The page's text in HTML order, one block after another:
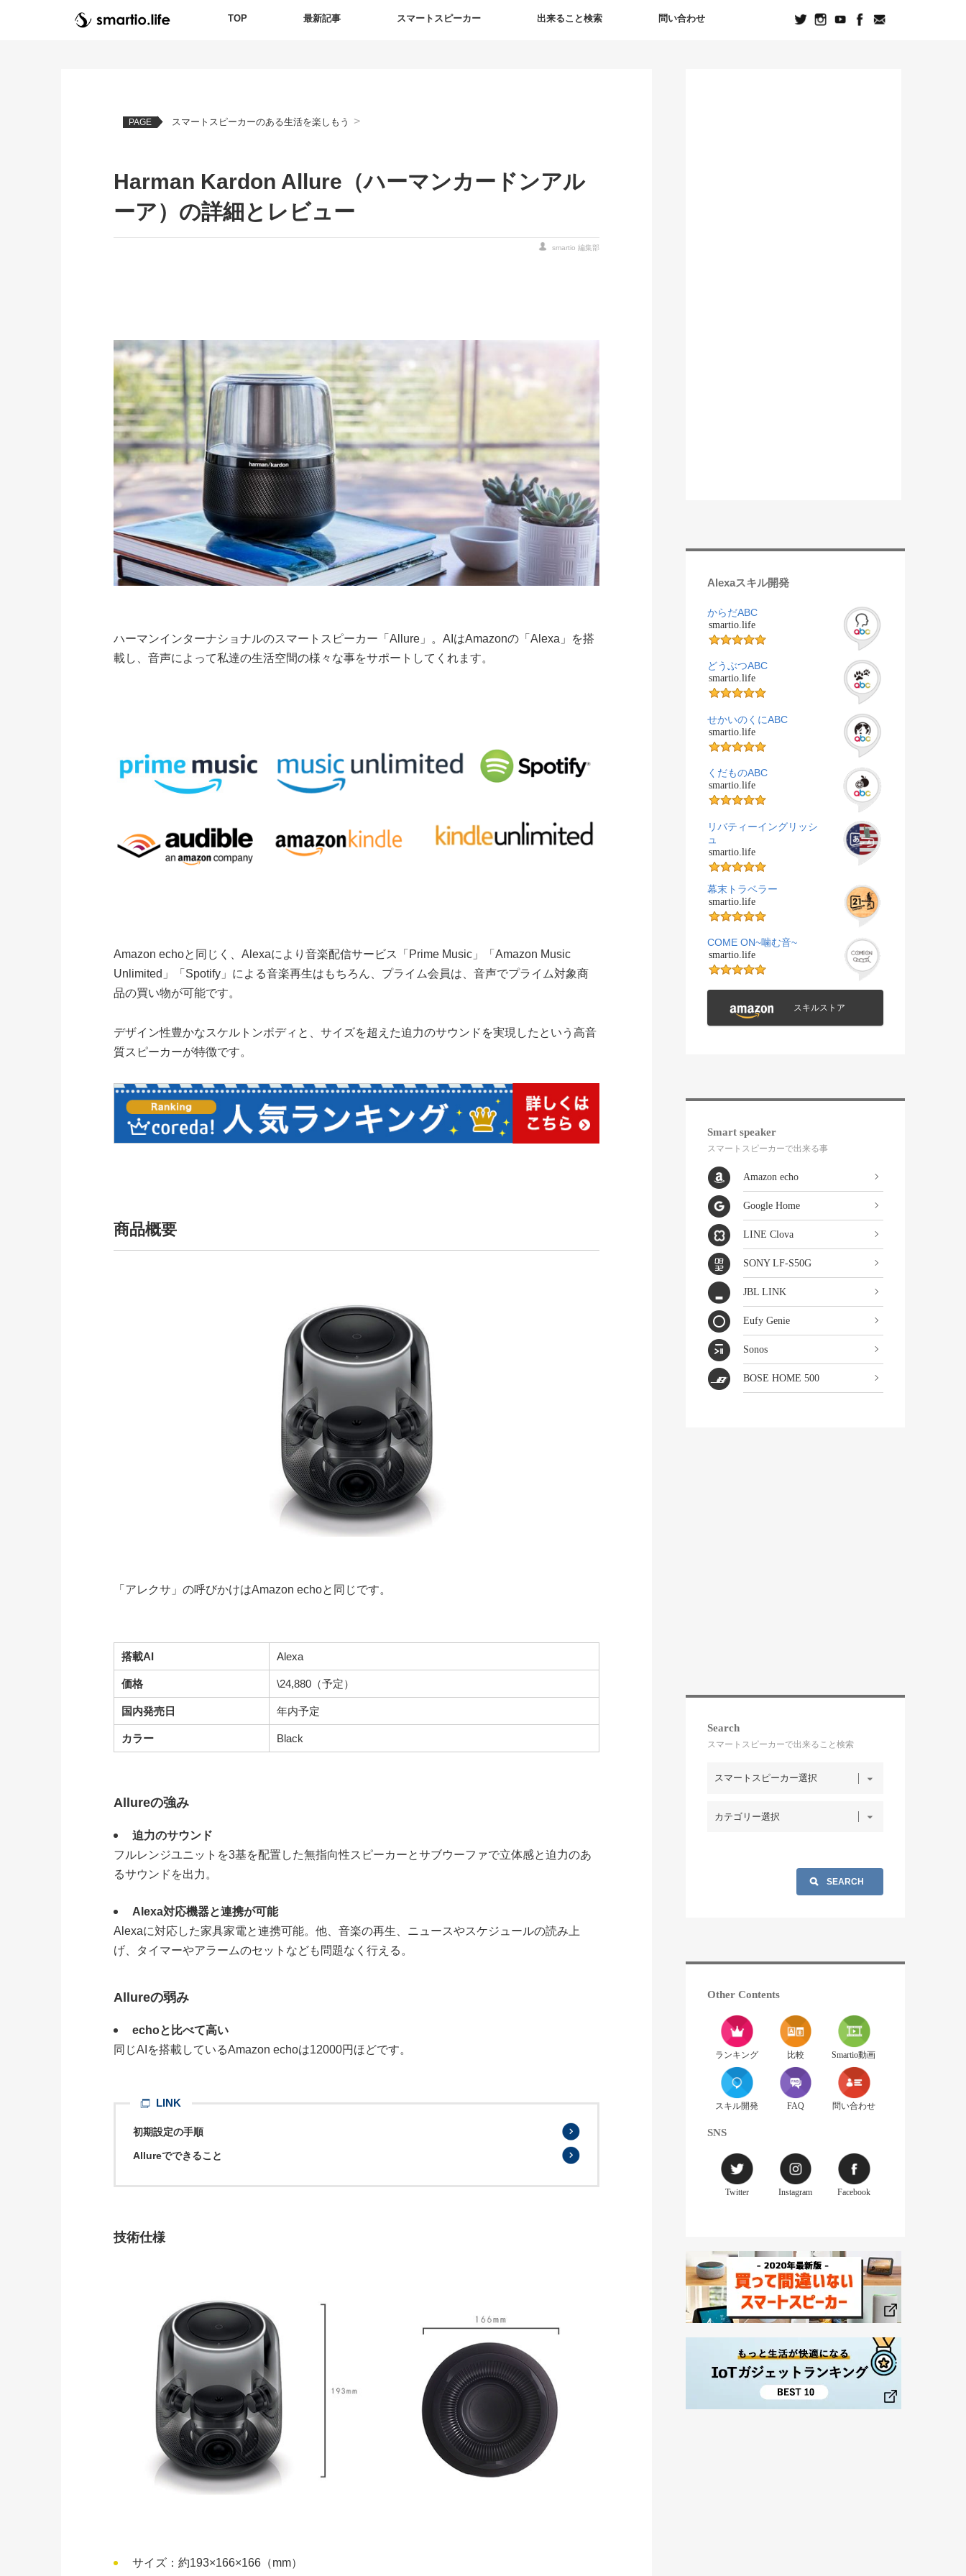
TOP 最新記事 スマートスピーカー 出来ること検索 問い合わせ
PAGE スマートスピーカーのある生活を楽しもう >
Harman Kardon Allure（ハーマンカードンアル
ーア）の詳細とレビュー
smartio 編集部
ハーマンインターナショナルのスマートスピーカー「Allure」。AIはAmazonの「Alexa」を搭
載し、音声によって私達の生活空間の様々な事をサポートしてくれます。
Amazon echoと同じく、Alexaにより音楽配信サービス「Prime Music」「Amazon Music
Unlimited」「Spotify」による音楽再生はもちろん、プライム会員は、音声でプライム対象商
品の買い物が可能です。
デザイン性豊かなスケルトンボディと、サイズを超えた迫力のサウンドを実現したという高音
質スピーカーが特徴です。
商品概要
「アレクサ」の呼びかけはAmazon echoと同じです。
搭載AI Alexa
価格 \24,880（予定）
国内発売日 年内予定
カラー Black
Allureの強み
迫力のサウンド
フルレンジユニットを3基を配置した無指向性スピーカーとサブウーファで立体感と迫力のあ
るサウンドを出力。
Alexa対応機器と連携が可能
Alexaに対応した家具家電と連携可能。他、音楽の再生、ニュースやスケジュールの読み上
げ、タイマーやアラームのセットなども問題なく行える。
Allureの弱み
echoと比べて高い
同じAIを搭載しているAmazon echoは12000円ほどです。
LINK
初期設定の手順
Allureでできること
技術仕様
サイズ：約193×166×166（mm）
Alexaスキル開発
からだABC
smartio.life
どうぶつABC
smartio.life
せかいのくにABC
smartio.life
くだものABC
smartio.life
リバティーイングリッシ
ュ
smartio.life
幕末トラベラー
smartio.life
COME ON~噛む音~
smartio.life
スキルストア
Smart speaker
スマートスピーカーで出来る事
Amazon echo
Google Home
LINE Clova
SONY LF-S50G
JBL LINK
Eufy Genie
Sonos
BOSE HOME 500
Search
スマートスピーカーで出来ること検索
Other Contents
ランキング 比較 Smartio動画
スキル開発 FAQ 問い合わせ
SNS
Twitter Instagram Facebook